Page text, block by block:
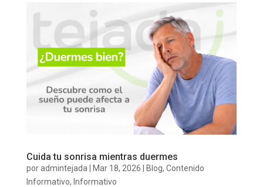
Cuida tu sonrisa mientras duermes
poradmintejada Mar 18, 2026 Blog, Contenido
Informativo, Informativo